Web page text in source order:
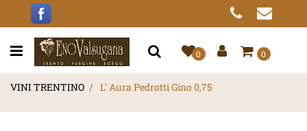
Open menu 0 0
VINI TRENTINO L' Aura Pedrotti Gino 0,75